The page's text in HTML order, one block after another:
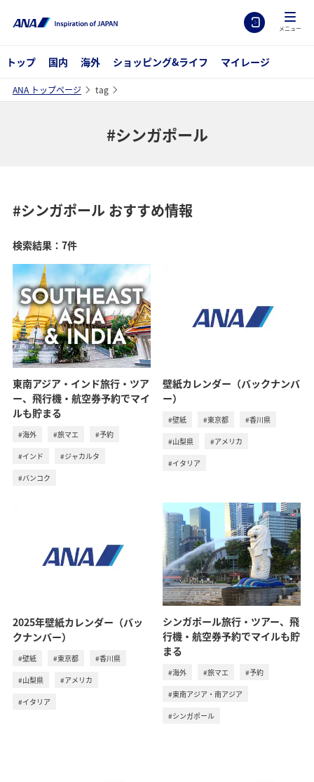
メニュー
トップ 国内 海外 ショッピング&ライフ マイレージ
ANA トップページ tag
#シンガポール
#シンガポールおすすめ情報
検索結果：7件
東南アジア・インド旅行・ツア
ー、飛行機・航空券予約でマイ
ルも貯まる
#海外 #旅マエ #予約
#インド #ジャカルタ
#バンコク
壁紙カレンダー（バックナンバ
ー）
#壁紙 #東京都 #香川県
#山梨県 #アメリカ
#イタリア
2025年壁紙カレンダー（バッ
クナンバー）
#壁紙 #東京都 #香川県
#山梨県 #アメリカ
#イタリア
シンガポール旅行・ツアー、飛
行機・航空券予約でマイルも貯
まる
#海外 #旅マエ #予約
#東南アジア・南アジア
#シンガポール